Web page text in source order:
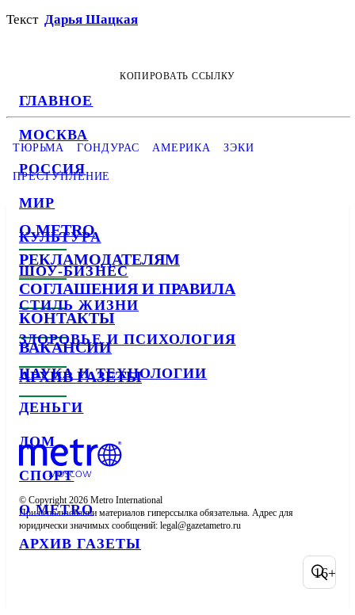
ГЛАВНОЕ
МОСКВА
РОССИЯ
МИР
КУЛЬТУРА
ШОУ-БИЗНЕС
СТИЛЬ ЖИЗНИ
ЗДОРОВЬЕ И ПСИХОЛОГИЯ
НАУКА И ТЕХНОЛОГИИ
ДЕНЬГИ
ДОМ
СПОРТ
О METRO
АРХИВ ГАЗЕТЫ
Текст Дарья Шацкая
КОПИРОВАТЬ ССЫЛКУ
ТЮРЬМА ГОНДУРАС АМЕРИКА ЗЭКИ
ПРЕСТУПЛЕНИЕ
О METRO
РЕКЛАМОДАТЕЛЯМ
СОГЛАШЕНИЯ И ПРАВИЛА
КОНТАКТЫ
ВАКАНСИИ
АРХИВ ГАЗЕТЫ
© Copyright 2026 Metro International
При использовании материалов гиперссылка обязательна. Адрес для
юридически значимых сообщений:
16+